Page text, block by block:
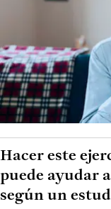
Hacer este
puede ayudar
según un